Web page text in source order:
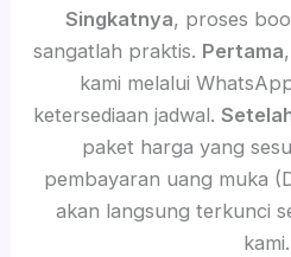
Singkatnya, proses
sangatlah praktis. Pertama
kami melalui
ketersediaan jadwal.
paket harga yang
pembayaran uang muka
akan langsung terkunci
kami.